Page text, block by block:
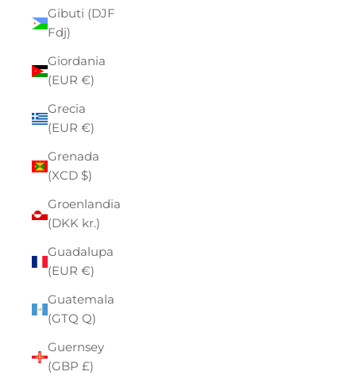
Gibuti (DJF
Fdj)
Giordania
(EUR €)
Grecia
(EUR €)
Grenada
(XCD $)
Groenlandia
(DKK kr.)
Guadalupa
(EUR €)
Guatemala
(GTQ Q)
Guernsey
(GBP £)